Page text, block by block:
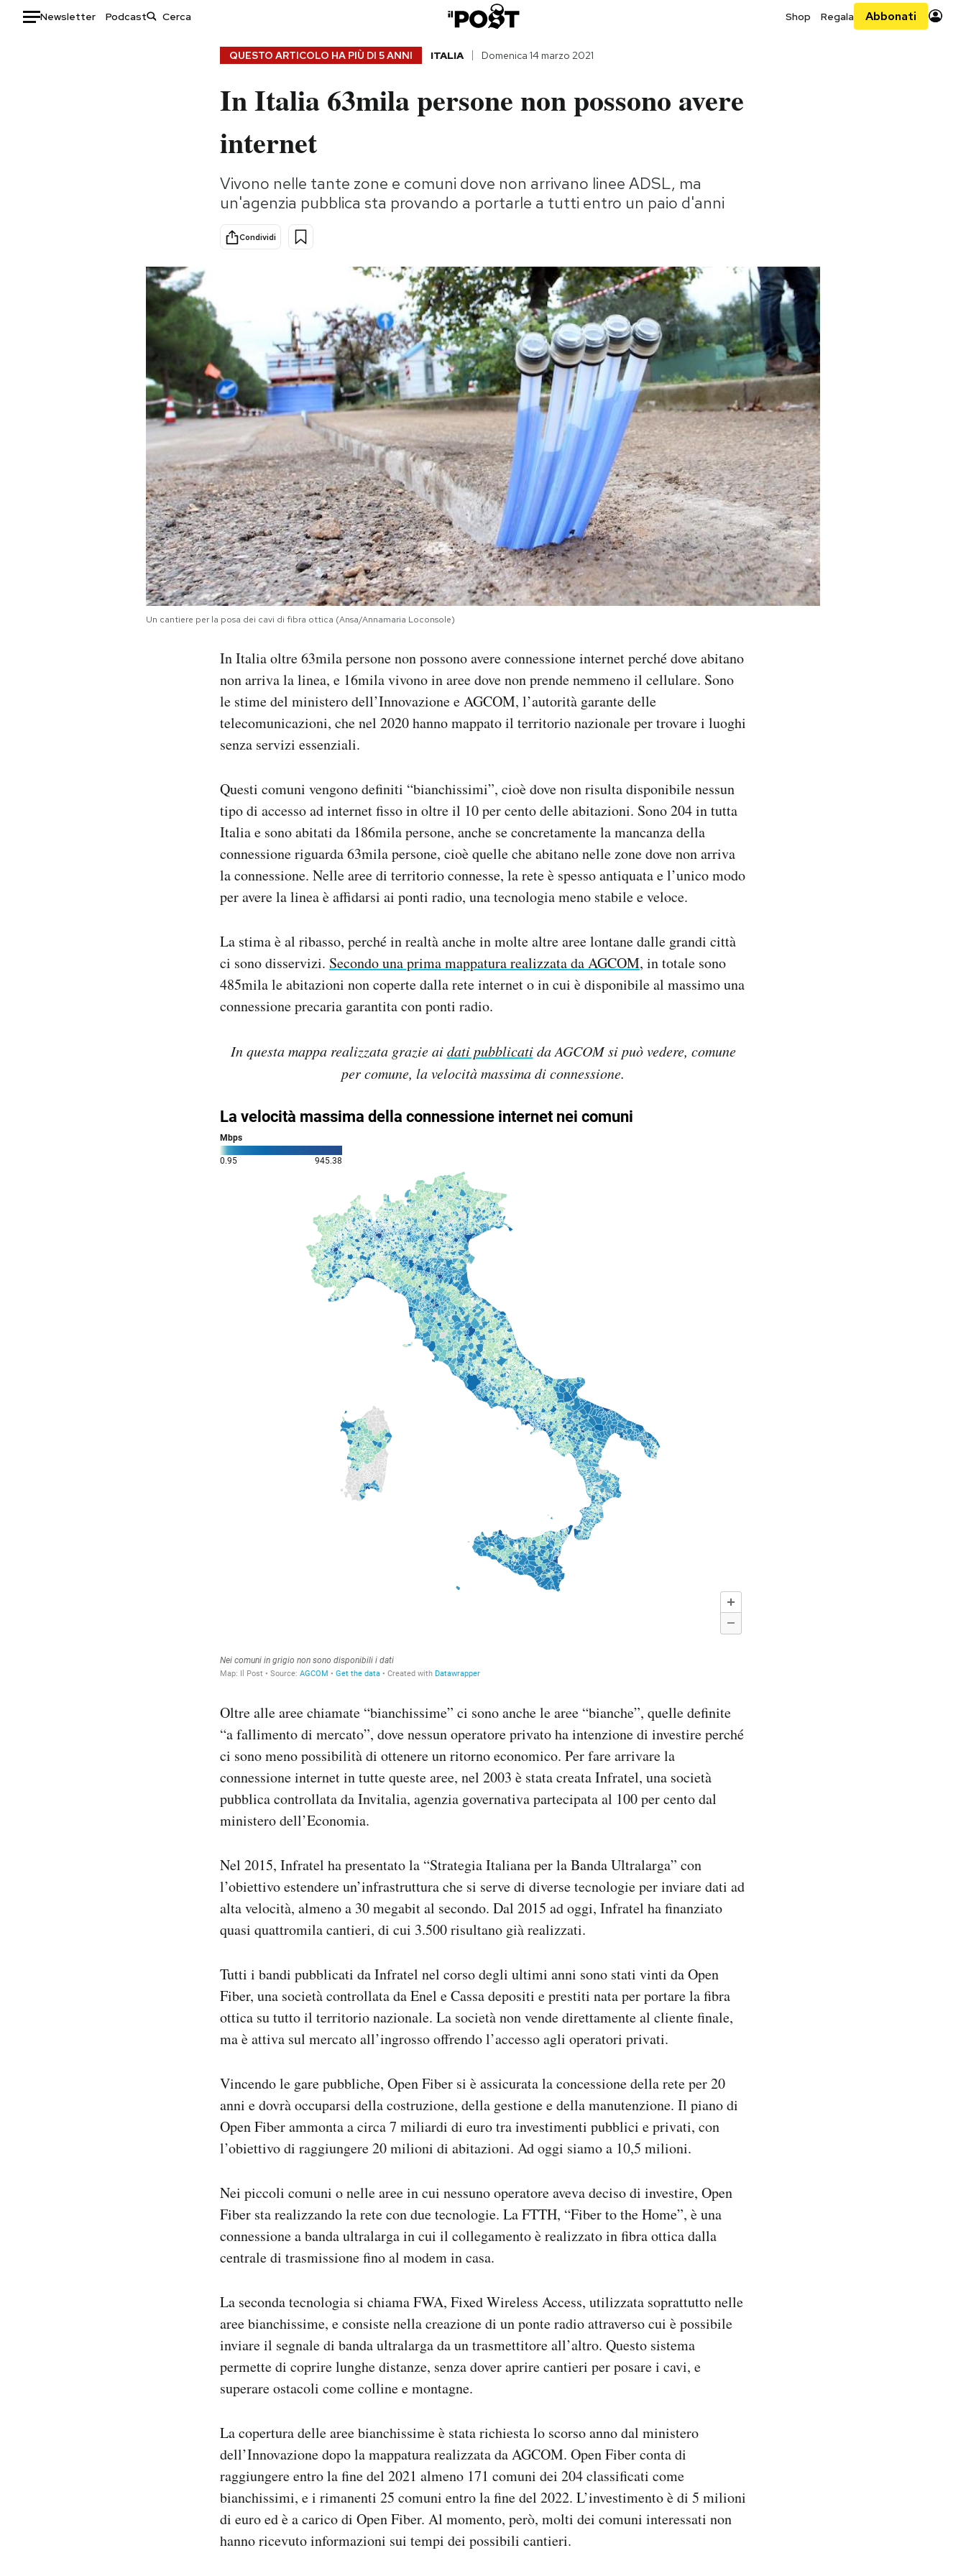
Newsletter Podcast Shop Regala Abbonati
Storie/Idee
Ok Boomer!
Altrecose
Mondiali calcio 2026
AREA PERSONALE
QUESTO ARTICOLO HA PIÙ DI 5 ANNI ITALIA Domenica 14 marzo 2021
In Italia 63mila persone non possono avere
internet
Vivono nelle tante zone e comuni dove non arrivano linee ADSL, ma
un'agenzia pubblica sta provando a portarle a tutti entro un paio d'anni
Condividi
Un cantiere per la posa dei cavi di fibra ottica (Ansa/Annamaria Loconsole)
In Italia oltre 63mila persone non possono avere connessione internet perché dove abitano
non arriva la linea, e 16mila vivono in aree dove non prende nemmeno il cellulare. Sono
le stime del ministero dell’Innovazione e AGCOM, l’autorità garante delle
telecomunicazioni, che nel 2020 hanno mappato il territorio nazionale per trovare i luoghi
senza servizi essenziali.
Questi comuni vengono definiti “bianchissimi”, cioè dove non risulta disponibile nessun
tipo di accesso ad internet fisso in oltre il 10 per cento delle abitazioni. Sono 204 in tutta
Italia e sono abitati da 186mila persone, anche se concretamente la mancanza della
connessione riguarda 63mila persone, cioè quelle che abitano nelle zone dove non arriva
la connessione. Nelle aree di territorio connesse, la rete è spesso antiquata e l’unico modo
per avere la linea è affidarsi ai ponti radio, una tecnologia meno stabile e veloce.
La stima è al ribasso, perché in realtà anche in molte altre aree lontane dalle grandi città
ci sono disservizi. Secondo una prima mappatura realizzata da AGCOM, in totale sono
485mila le abitazioni non coperte dalla rete internet o in cui è disponibile al massimo una
connessione precaria garantita con ponti radio.
In questa mappa realizzata grazie aidati pubblicatida AGCOM si può vedere, comune
per comune, la velocità massima di connessione.
Oltre alle aree chiamate “bianchissime” ci sono anche le aree “bianche”, quelle definite
“a fallimento di mercato”, dove nessun operatore privato ha intenzione di investire perché
ci sono meno possibilità di ottenere un ritorno economico. Per fare arrivare la
connessione internet in tutte queste aree, nel 2003 è stata creata Infratel, una società
pubblica controllata da Invitalia, agenzia governativa partecipata al 100 per cento dal
ministero dell’Economia.
Nel 2015, Infratel ha presentato la “Strategia Italiana per la Banda Ultralarga” con
l’obiettivo estendere un’infrastruttura che si serve di diverse tecnologie per inviare dati ad
alta velocità, almeno a 30 megabit al secondo. Dal 2015 ad oggi, Infratel ha finanziato
quasi quattromila cantieri, di cui 3.500 risultano già realizzati.
Tutti i bandi pubblicati da Infratel nel corso degli ultimi anni sono stati vinti da Open
Fiber, una società controllata da Enel e Cassa depositi e prestiti nata per portare la fibra
ottica su tutto il territorio nazionale. La società non vende direttamente al cliente finale,
ma è attiva sul mercato all’ingrosso offrendo l’accesso agli operatori privati.
Vincendo le gare pubbliche, Open Fiber si è assicurata la concessione della rete per 20
anni e dovrà occuparsi della costruzione, della gestione e della manutenzione. Il piano di
Open Fiber ammonta a circa 7 miliardi di euro tra investimenti pubblici e privati, con
l’obiettivo di raggiungere 20 milioni di abitazioni. Ad oggi siamo a 10,5 milioni.
Nei piccoli comuni o nelle aree in cui nessuno operatore aveva deciso di investire, Open
Fiber sta realizzando la rete con due tecnologie. La FTTH, “Fiber to the Home”, è una
connessione a banda ultralarga in cui il collegamento è realizzato in fibra ottica dalla
centrale di trasmissione fino al modem in casa.
La seconda tecnologia si chiama FWA, Fixed Wireless Access, utilizzata soprattutto nelle
aree bianchissime, e consiste nella creazione di un ponte radio attraverso cui è possibile
inviare il segnale di banda ultralarga da un trasmettitore all’altro. Questo sistema
permette di coprire lunghe distanze, senza dover aprire cantieri per posare i cavi, e
superare ostacoli come colline e montagne.
La copertura delle aree bianchissime è stata richiesta lo scorso anno dal ministero
dell’Innovazione dopo la mappatura realizzata da AGCOM. Open Fiber conta di
raggiungere entro la fine del 2021 almeno 171 comuni dei 204 classificati come
bianchissimi, e i rimanenti 25 comuni entro la fine del 2022. L’investimento è di 5 milioni
di euro ed è a carico di Open Fiber. Al momento, però, molti dei comuni interessati non
hanno ricevuto informazioni sui tempi dei possibili cantieri.